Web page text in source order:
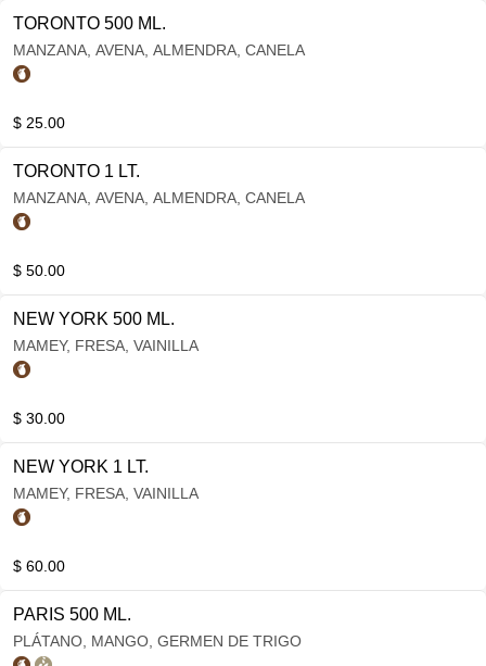
TORONTO 500 ML.
MANZANA, AVENA, ALMENDRA, CANELA
$ 25.00
TORONTO 1 LT.
MANZANA, AVENA, ALMENDRA, CANELA
$ 50.00
NEW YORK 500 ML.
MAMEY, FRESA, VAINILLA
$ 30.00
NEW YORK 1 LT.
MAMEY, FRESA, VAINILLA
$ 60.00
PARIS 500 ML.
PLÁTANO, MANGO, GERMEN DE TRIGO